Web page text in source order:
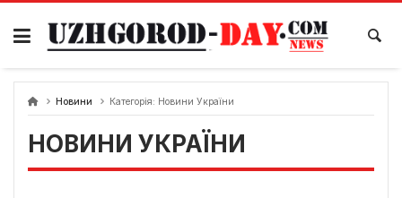
Skip
content
Новини Категорія: Новини України
НОВИНИ УКРАЇНИ